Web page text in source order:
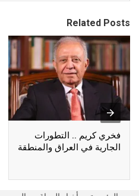
Related Posts
فخري كريم .. التطورات
الجارية في العراق والمنطقة